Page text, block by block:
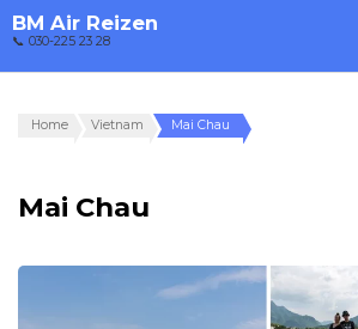
BM Air Reizen
📞 030-225 23 28
Home Vietnam Mai Chau
Mai Chau